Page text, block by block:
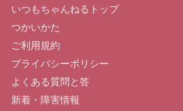
いつもちゃんねるトップ
つかいかた
ご利用規約
プライバシーポリシー
よくある質問と答
新着・障害情報